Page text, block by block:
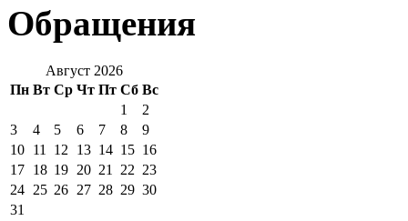
Обращения
Август 2026
Пн Вт Ср Чт Пт Сб Вс
1
2
3
4 5 6 7 8
9
10 11 12 13 14 15 16
17 18 19 20 21 22 23
24 25 26 27 28 29 30
31